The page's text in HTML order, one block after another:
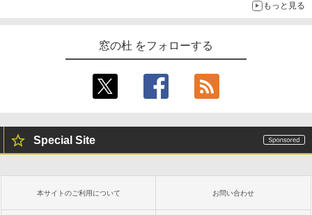
もっと見る
窓の杜 をフォローする
Special Site
本サイトのご利用について お問い合わせ